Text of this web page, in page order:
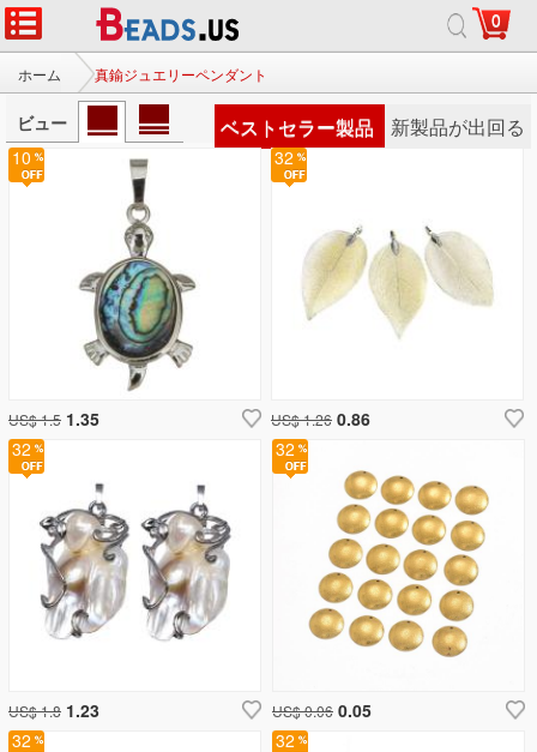
0
ホーム 真鍮ジュエリーペンダント
ビュー ベストセラー製品 新製品が出回る
32
US$ 0.06 0.05
32
US$ 1.26 0.86
10
US$ 1.5 1.35
32
32
US$ 1.8 1.23
32